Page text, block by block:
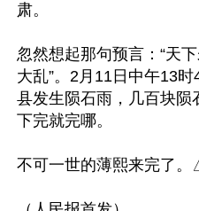
肃。
忽然想起那句预言：“天
大乱”。2月11日中午13
县发生陨石雨，几百块陨
下完就完哪。
不可一世的薄熙来完了